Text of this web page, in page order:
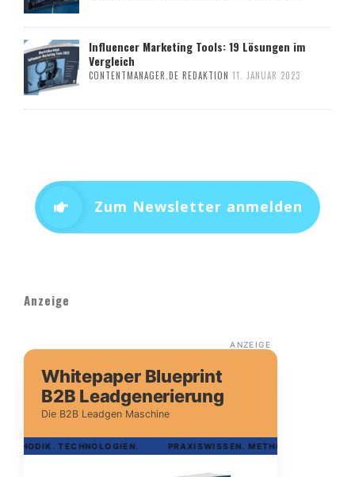
Influencer Marketing Tools: 19 Lösungen im
Vergleich
CONTENTMANAGER.DE REDAKTION 11. JANUAR 2023
Zum Newsletter anmelden
Anzeige